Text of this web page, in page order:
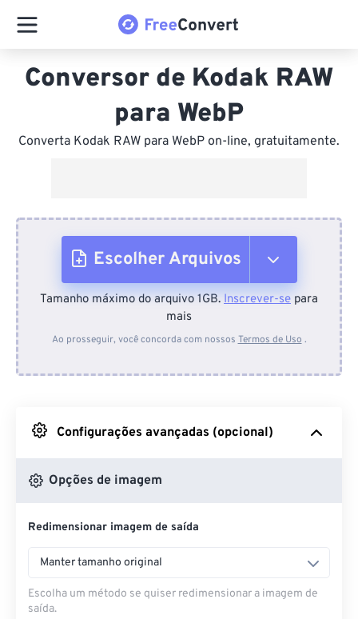
Conversor de Kodak RAW
para WebP
Converta Kodak RAW para WebP on-line, gratuitamente.
Escolher Arquivos
Do dispositivo
Do Google Drive
Do OneDrive
Da URL
Tamanho máximo do arquivo 1GB. Inscrever-se para
mais
Ao prosseguir, você concorda com nossos Termos de Uso .
Configurações avançadas (opcional)
Opções de imagem
Redimensionar imagem de saída
Manter tamanho original
Escolha um método se quiser redimensionar a imagem de
saída.